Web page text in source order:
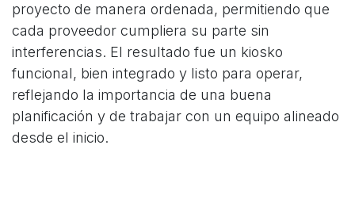
proyecto de manera ordenada, permitiendo que
cada proveedor cumpliera su parte sin
interferencias. El resultado fue un kiosko
funcional, bien integrado y listo para operar,
reflejando la importancia de una buena
planificación y de trabajar con un equipo alineado
desde el inicio.